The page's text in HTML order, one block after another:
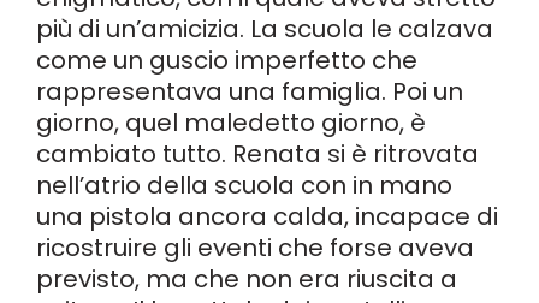
più di un’amicizia. La scuola le calzava
come un guscio imperfetto che
rappresentava una famiglia. Poi un
giorno, quel maledetto giorno, è
cambiato tutto. Renata si è ritrovata
nell’atrio della scuola con in mano
una pistola ancora calda, incapace di
ricostruire gli eventi che forse aveva
previsto, ma che non era riuscita a